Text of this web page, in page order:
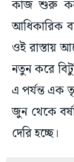
কাজ শুরু
আধিকারিক
ওই রাস্তায়
নতুন করে
এ পর্যন্ত এক
জুন থেকে
দেরি হচ্ছে।